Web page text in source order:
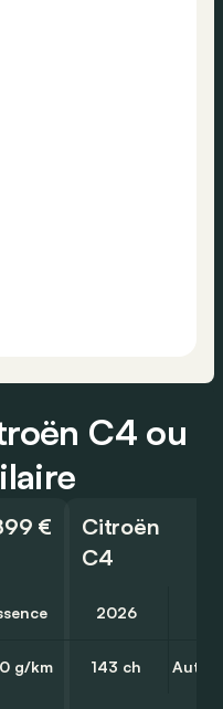
C4 ou
€
g/km
Citroën
C4
2026
143 ch